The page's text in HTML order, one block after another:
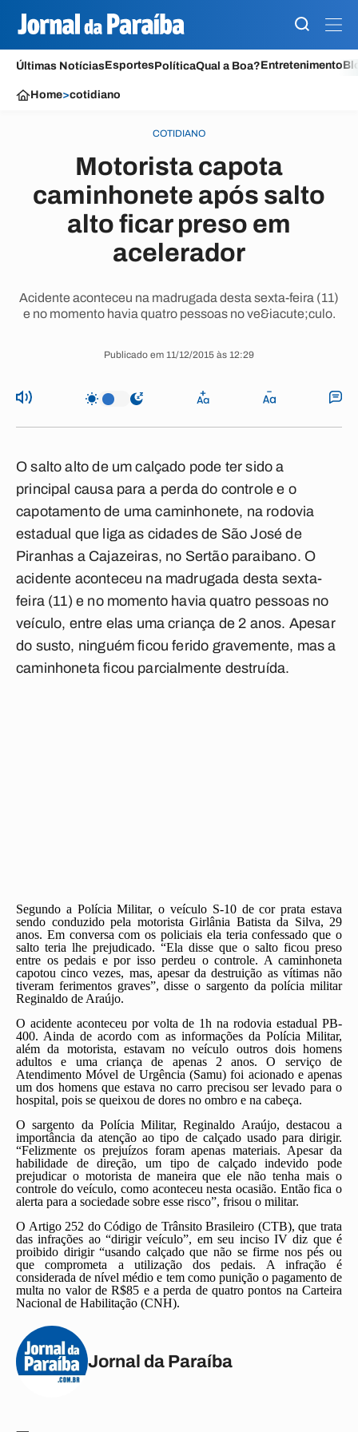
Últimas NotíciasEsportesPolíticaQual a Boa?Entretenimento
Home>cotidiano
COTIDIANO
Motorista capota
caminhonete após salto
alto ficar preso em
acelerador
Acidente aconteceu na madrugada desta sexta-feira (11)
e no momento havia quatro pessoas no ve&iacute;culo.
Publicado em 11/12/2015 às 12:29
O salto alto de um calçado pode ter sido a
principal causa para a perda do controle e o
capotamento de uma caminhonete, na rodovia
estadual que liga as cidades de São José de
Piranhas a Cajazeiras, no Sertão paraibano. O
acidente aconteceu na madrugada desta sexta-
feira (11) e no momento havia quatro pessoas no
veículo, entre elas uma criança de 2 anos. Apesar
do susto, ninguém ficou ferido gravemente, mas a
caminhoneta ficou parcialmente destruída.
Segundo a Polícia Militar, o veículo S-10 de cor prata estava
sendo conduzido pela motorista Girlânia Batista da Silva, 29
anos. Em conversa com os policiais ela teria confessado que o
salto teria lhe prejudicado. “Ela disse que o salto ficou preso
entre os pedais e por isso perdeu o controle. A caminhoneta
capotou cinco vezes, mas, apesar da destruição as vítimas não
tiveram ferimentos graves”, disse o sargento da polícia militar
Reginaldo de Araújo.
O acidente aconteceu por volta de 1h na rodovia estadual PB-
400. Ainda de acordo com as informações da Polícia Militar,
além da motorista, estavam no veículo outros dois homens
adultos e uma criança de apenas 2 anos. O serviço de
Atendimento Móvel de Urgência (Samu) foi acionado e apenas
um dos homens que estava no carro precisou ser levado para o
hospital, pois se queixou de dores no ombro e na cabeça.
O sargento da Polícia Militar, Reginaldo Araújo, destacou a
importância da atenção ao tipo de calçado usado para dirigir.
“Felizmente os prejuízos foram apenas materiais. Apesar da
habilidade de direção, um tipo de calçado indevido pode
prejudicar o motorista de maneira que ele não tenha mais o
controle do veículo, como aconteceu nesta ocasião. Então fica o
alerta para a sociedade sobre esse risco”, frisou o militar.
O Artigo 252 do Código de Trânsito Brasileiro (CTB), que trata
das infrações ao “dirigir veículo”, em seu inciso IV diz que é
proibido dirigir “usando calçado que não se firme nos pés ou
que comprometa a utilização dos pedais. A infração é
considerada de nível médio e tem como punição o pagamento de
multa no valor de R$85 e a perda de quatro pontos na Carteira
Nacional de Habilitação (CNH).
Jornal da Paraíba